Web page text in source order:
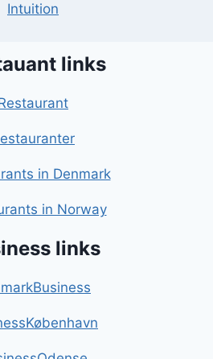
Intuition
links
in Denmark
in Norway
links